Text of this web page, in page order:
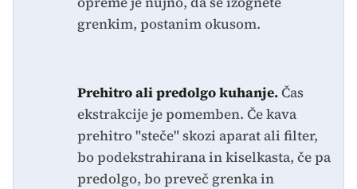
grenkim, postanim okusom.
Prehitro ali predolgo kuhanje.Čas
ekstrakcije je pomemben. Če kava
prehitro "steče" skozi aparat ali filter,
bo podekstrahirana in kiselkasta, če pa
predolgo, bo preveč grenka in